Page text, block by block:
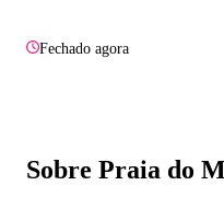
Fechado agora
Sobre Praia do